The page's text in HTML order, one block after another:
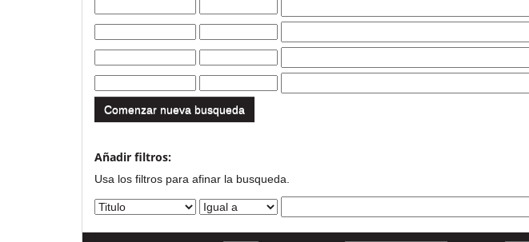
Comenzar nueva busqueda
Añadir filtros:
Usa los filtros para afinar la busqueda.